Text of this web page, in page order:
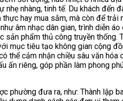
nhàng, tinh tế. Du khách đến
hay mua sắm, mà còn để trải
âm nhạc dân gian, trình diễn áo
sản phẩm thủ công truyền thống.
mục tiêu tạo không gian cộng
thể cảm nhận chiều sâu văn hóa
ấn riêng, góp phần làm phong
phường đưa ra, như: Thành lập